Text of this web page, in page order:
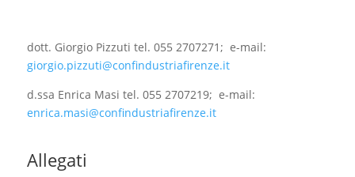
dott. Giorgio Pizzuti tel. 055 2707271; e-mail:
giorgio.pizzuti@confindustriafirenze.it
d.ssa Enrica Masi tel. 055 2707219; e-mail:
enrica.masi@confindustriafirenze.it
Allegati